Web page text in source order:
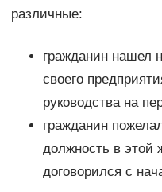
различные:
гражданин нашел
своего
руководства на
гражданин
должность в этой
договорился с